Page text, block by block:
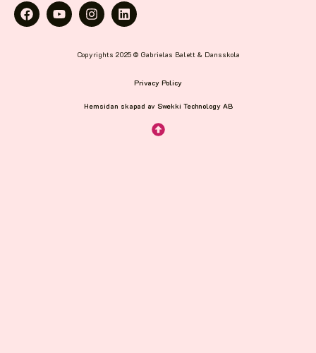
Copyrights 2025 © Gabrielas Balett & Dansskola
Privacy Policy
Hemsidan skapad av Swekki Technology AB